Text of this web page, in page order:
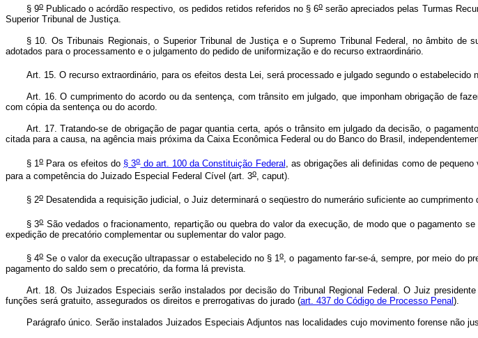
§ 9o Publicado o acórdão respectivo, os pedidos retidos referidos no § 6oserão apreciados pelas Turmas
Superior Tribunal de Justiça.
§ 10. Os Tribunais Regionais, o Superior Tribunal de Justiça e o Supremo Tribunal Federal, no âmbito de
adotados para o processamento e o julgamento do pedido de uniformização e do recurso extraordinário.
Art. 15. O recurso extraordinário, para os efeitos desta Lei, será processado e julgado segundo o estabelecido
Art. 16. O cumprimento do acordo ou da sentença, com trânsito em julgado, que imponham obrigação de
com cópia da sentença ou do acordo.
Art. 17. Tratando-se de obrigação de pagar quantia certa, após o trânsito em julgado da decisão, o
citada para a causa, na agência mais próxima da Caixa Econômica Federal ou do Banco do Brasil,
§ 1oPara os efeitos do § 3odo art. 100 da Constituição Federal , as obrigações ali definidas como de
para a competência do Juizado Especial Federal Cível (art. 3o, caput).
§ 2o Desatendida a requisição judicial, o Juiz determinará o seqüestro do numerário suficiente ao cumprimento
§ 3oSão vedados o fracionamento, repartição ou quebra do valor da execução, de modo que o pagamento
expedição de precatório complementar ou suplementar do valor pago.
§ 4oSe o valor da execução ultrapassar o estabelecido no § 1o, o pagamento far-se-á, sempre, por meio do
pagamento do saldo sem o precatório, da forma lá prevista.
Art. 18. Os Juizados Especiais serão instalados por decisão do Tribunal Regional Federal. O Juiz
funções será gratuito, assegurados os direitos e prerrogativas do jurado (art. 437 do Código de Processo Penal).
Parágrafo único. Serão instalados Juizados Especiais Adjuntos nas localidades cujo movimento forense não